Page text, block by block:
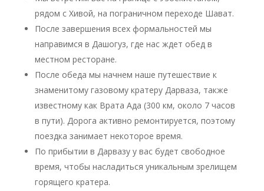
рядом с Хивой, на пограничном переходе Шават.
После завершения всех формальностей мы
направимся в Дашогуз, где нас ждет обед в
местном ресторане.
После обеда мы начнем наше путешествие к
знаменитому газовому кратеру Дарваза, также
известному как Врата Ада (300 км, около 7 часов
в пути). Дорога активно ремонтируется, поэтому
поездка занимает некоторое время.
По прибытии в Дарвазу у вас будет свободное
время, чтобы насладиться уникальным зрелищем
горящего кратера.